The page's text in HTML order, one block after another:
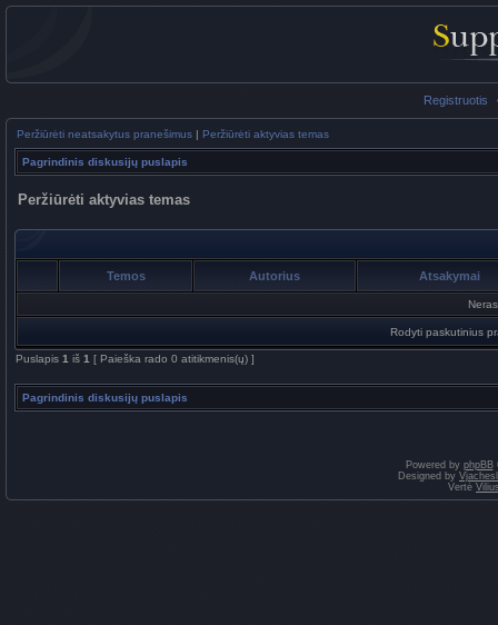
Registruotis
Peržiūrėti neatsakytus pranešimus | Peržiūrėti aktyvias temas
Pagrindinis diskusijų puslapis
Peržiūrėti aktyvias temas
Temos Autorius Atsakymai
Rodyti paskutinius
Puslapis 1 iš 1 [ Paieška rado 0 atitikmenis(ų) ]
Pagrindinis diskusijų puslapis
Powered by phpBB
Designed by
Vertė